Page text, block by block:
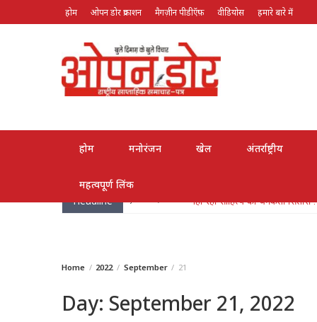
होम ओपन डोर प्रकाशन मैगज़ीन पीडीऍफ़ वीडियोस हमारे बारे में
होम मनोरंजन खेल अंतर्राष्ट्रीय
महत्वपूर्ण लिंक
Headline
नहीं रहा साहित्य का चमकता सितारा
Home 2022 September 21
Day: September 21, 2022